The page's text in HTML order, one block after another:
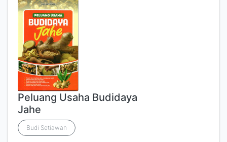
Peluang Usaha Budidaya
Jahe
Budi Setiawan